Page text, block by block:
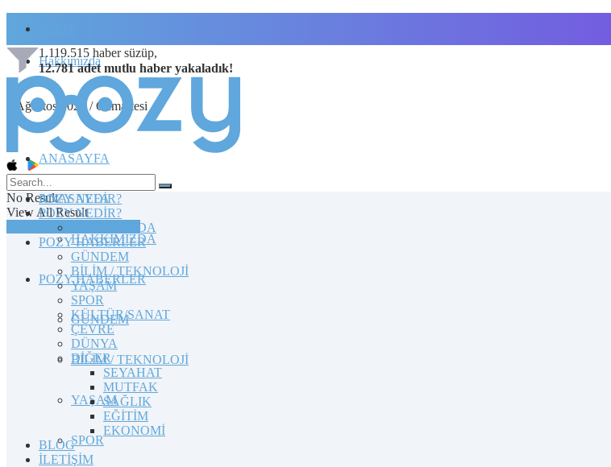
Hakkımızda
8 Ağustos 2026 / Cumartesi
1.119.515 haber süzüp,
12.781 adet mutlu haber yakaladık!
No Result
View All Result
TOPLULUĞA KATILIN
ANASAYFA
POZY NEDİR?
HAKKIMIZDA
POZY HABERLER
GÜNDEM
BİLİM / TEKNOLOJİ
YAŞAM
SPOR
ANASAYFA
POZY NEDİR?
HAKKIMIZDA
POZY HABERLER
GÜNDEM
BİLİM / TEKNOLOJİ
YAŞAM
SPOR
KÜLTÜR/SANAT
ÇEVRE
DÜNYA
DİĞER
SEYAHAT
MUTFAK
SAĞLIK
EĞİTİM
EKONOMİ
BLOG
İLETİŞİM